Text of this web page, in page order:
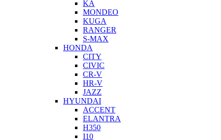
KA
MONDEO
KUGA
RANGER
S-MAX
HONDA
CITY
CIVIC
CR-V
HR-V
JAZZ
HYUNDAI
ACCENT
ELANTRA
H350
I10